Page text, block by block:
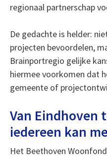
regionaal partnerschap
De gedachte is helder:
projecten bevoordelen,
Brainportregio gelijke
hiermee voorkomen dat
gemeente of
Van Eindhoven
iedereen kan
Het Beethoven